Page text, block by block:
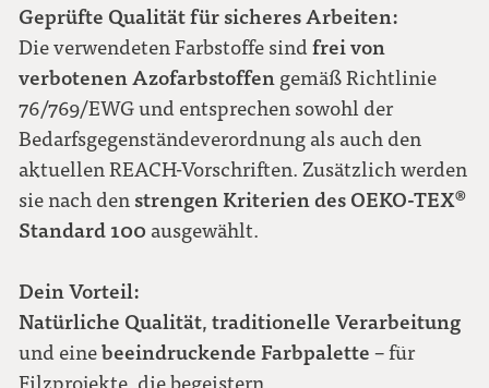
Geprüfte Qualität für sicheres Arbeiten:
Die verwendeten Farbstoffe sindfrei von
verbotenen Azofarbstoffen gemäß Richtlinie
76/769/EWG und entsprechen sowohl der
Bedarfsgegenständeverordnung als auch den
aktuellen REACH-Vorschriften. Zusätzlich werden
sie nach denstrengen Kriterien des OEKO-TEX®
Standard 100 ausgewählt.
Dein Vorteil:
Natürliche Qualität,traditionelle Verarbeitung
und einebeeindruckende Farbpalette – für
Filzprojekte, die begeistern.